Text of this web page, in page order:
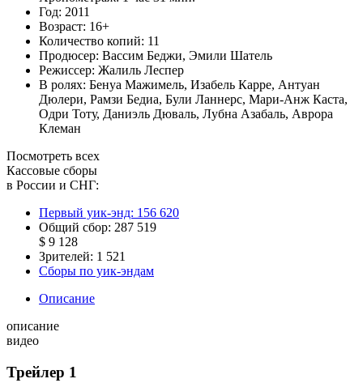
Год: 2011
Возраст: 16+
Количество копий: 11
Продюсер: Вассим Беджи, Эмили Шатель
Режиссер: Жалиль Леспер
В ролях: Бенуа Мажимель, Изабель Карре, Антуан
Дюлери, Рамзи Бедиа, Були Ланнерс, Мари-Анж Каста,
Одри Тоту, Даниэль Дюваль, Лубна Азабаль, Аврора
Клеман
Посмотреть всех
Кассовые сборы
в России и СНГ:
Первый уик-энд: 156 620
Общий сбор: 287 519
$ 9 128
Зрителей: 1 521
Сборы по уик-эндам
Описание
описание
видео
Трейлер 1